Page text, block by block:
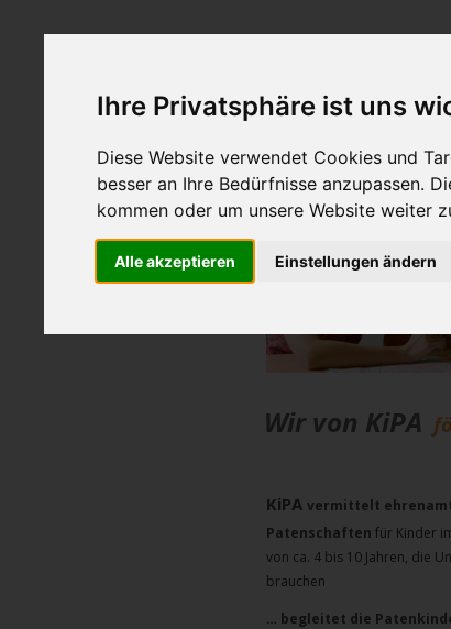
Ihre Privatsphäre ist uns
Diese Website verwendet Cookies und
besser an Ihre Bedürfnisse anzupassen.
kommen oder um unsere Website weiter
Alle akzeptieren Einstellungen ändern
KiPA vermittelt
Patenschaften für Kinder
von ca. 4 bis 10 Jahren, die
brauchen
… begleitet die
Wir von KiPA
Patenschaften